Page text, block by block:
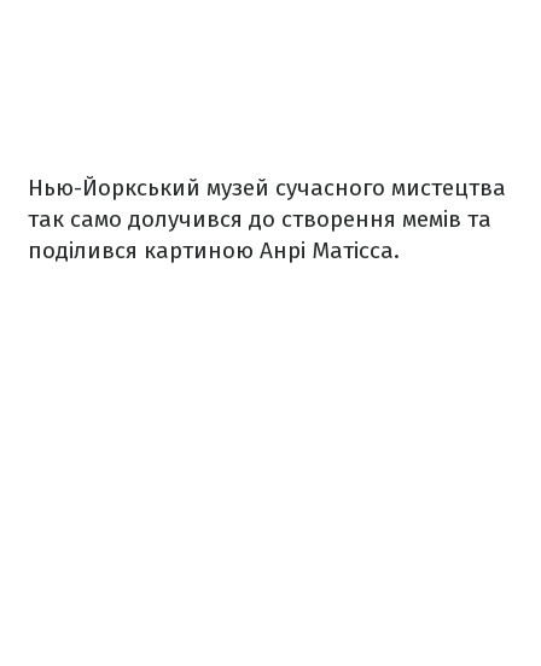
Нью-Йоркський музей сучасного мистецтва
так само долучився до створення мемів та
поділився картиною Анрі Матісса.